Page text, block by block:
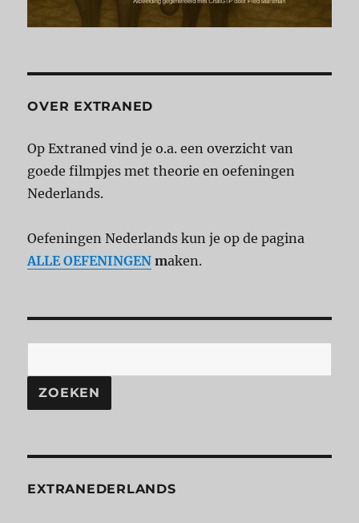
OVER EXTRANED
Op Extraned vind je o.a. een overzicht van
goede filmpjes met theorie en oefeningen
Nederlands.
Oefeningen Nederlands kun je op de pagina
ALLE OEFENINGEN maken.
ZOEKEN
EXTRANEDERLANDS